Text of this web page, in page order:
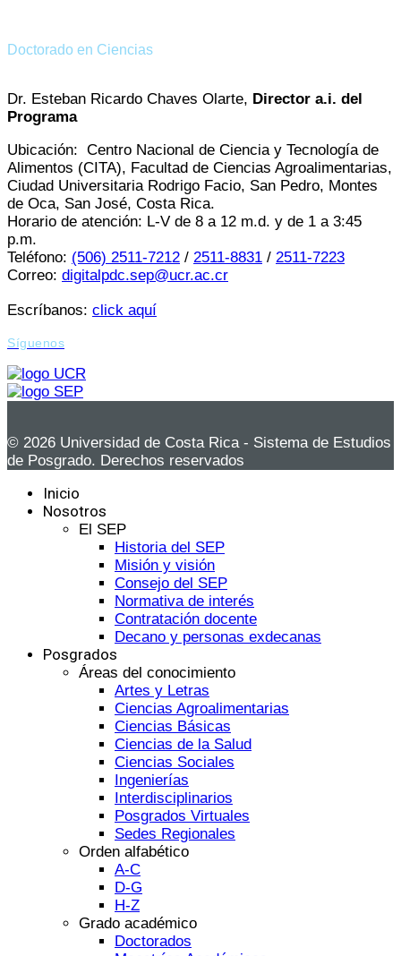
Doctorado en Ciencias
Dr. Esteban Ricardo Chaves Olarte, Director a.i. del
Programa
Ubicación: Centro Nacional de Ciencia y Tecnología de
Alimentos (CITA), Facultad de Ciencias Agroalimentarias,
Ciudad Universitaria Rodrigo Facio, San Pedro, Montes
de Oca, San José, Costa Rica.
Horario de atención: L-V de 8 a 12 m.d. y de 1 a 3:45
p.m.
Teléfono: (506) 2511-7212 / 2511-8831 / 2511-7223
Correo: digitalpdc.sep@ucr.ac.cr
Escríbanos: click aquí
Síguenos
© 2026 Universidad de Costa Rica - Sistema de Estudios
de Posgrado. Derechos reservados
Inicio
Nosotros
El SEP
Historia del SEP
Misión y visión
Consejo del SEP
Normativa de interés
Contratación docente
Decano y personas exdecanas
Posgrados
Áreas del conocimiento
Artes y Letras
Ciencias Agroalimentarias
Ciencias Básicas
Ciencias de la Salud
Ciencias Sociales
Ingenierías
Interdisciplinarios
Posgrados Virtuales
Sedes Regionales
Orden alfabético
A-C
D-G
H-Z
Grado académico
Doctorados